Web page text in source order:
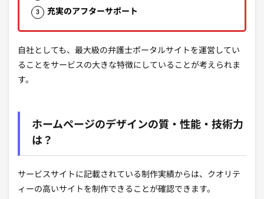
充実のアフターサポート
自社としても、最大級の弁護士ポータルサイトを運営してい
ることをサービスの大きな特徴にしていることが考えられま
す。
ホームページのデザインの質・性能・技術力
は？
サービスサイトに記載されている制作実績からは、クオリテ
ィーの高いサイトを制作できることが確認できます。